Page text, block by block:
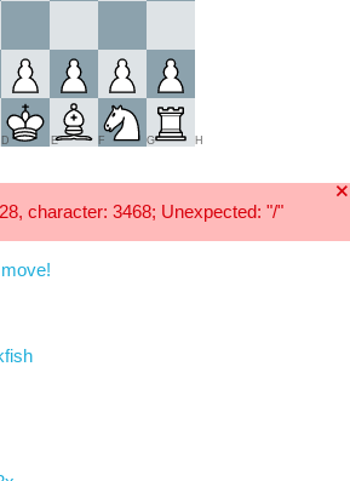
D E F G H
🞫
character: 3468; Unexpected: "/"